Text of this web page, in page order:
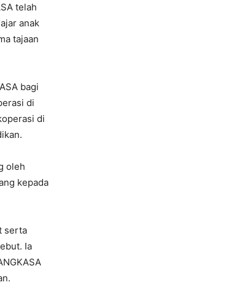
telah
anak
tajaan
bagi
di
di
oleh
kepada
serta
Ia